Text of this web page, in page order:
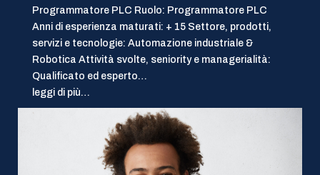
Programmatore PLC Ruolo: Programmatore PLC
Anni di esperienza maturati: + 15 Settore, prodotti,
servizi e tecnologie: Automazione industriale &
Robotica Attività svolte, seniority e managerialità:
Qualificato ed esperto…
leggi di più…